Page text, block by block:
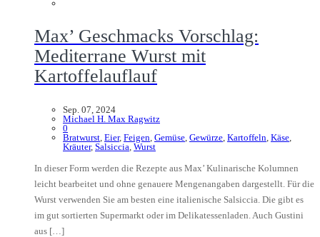
Max’ Geschmacks Vorschlag:
Mediterrane Wurst mit
Kartoffelauflauf
Sep. 07, 2024
Michael H. Max Ragwitz
0
Bratwurst Eier, Feigen Gemüse Gewürze Kartoffeln Käse
Kräuter, Salsiccia Wurst
In dieser Form werden die Rezepte aus Max’ Kulinarische Kolumnen
leicht bearbeitet und ohne genauere Mengenangaben dargestellt. Für die
Wurst verwenden Sie am besten eine italienische Salsiccia. Die gibt es
im gut sortierten Supermarkt oder im Delikatessenladen. Auch Gustini
aus […]